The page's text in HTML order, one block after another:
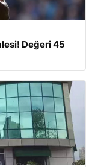
Değeri 45